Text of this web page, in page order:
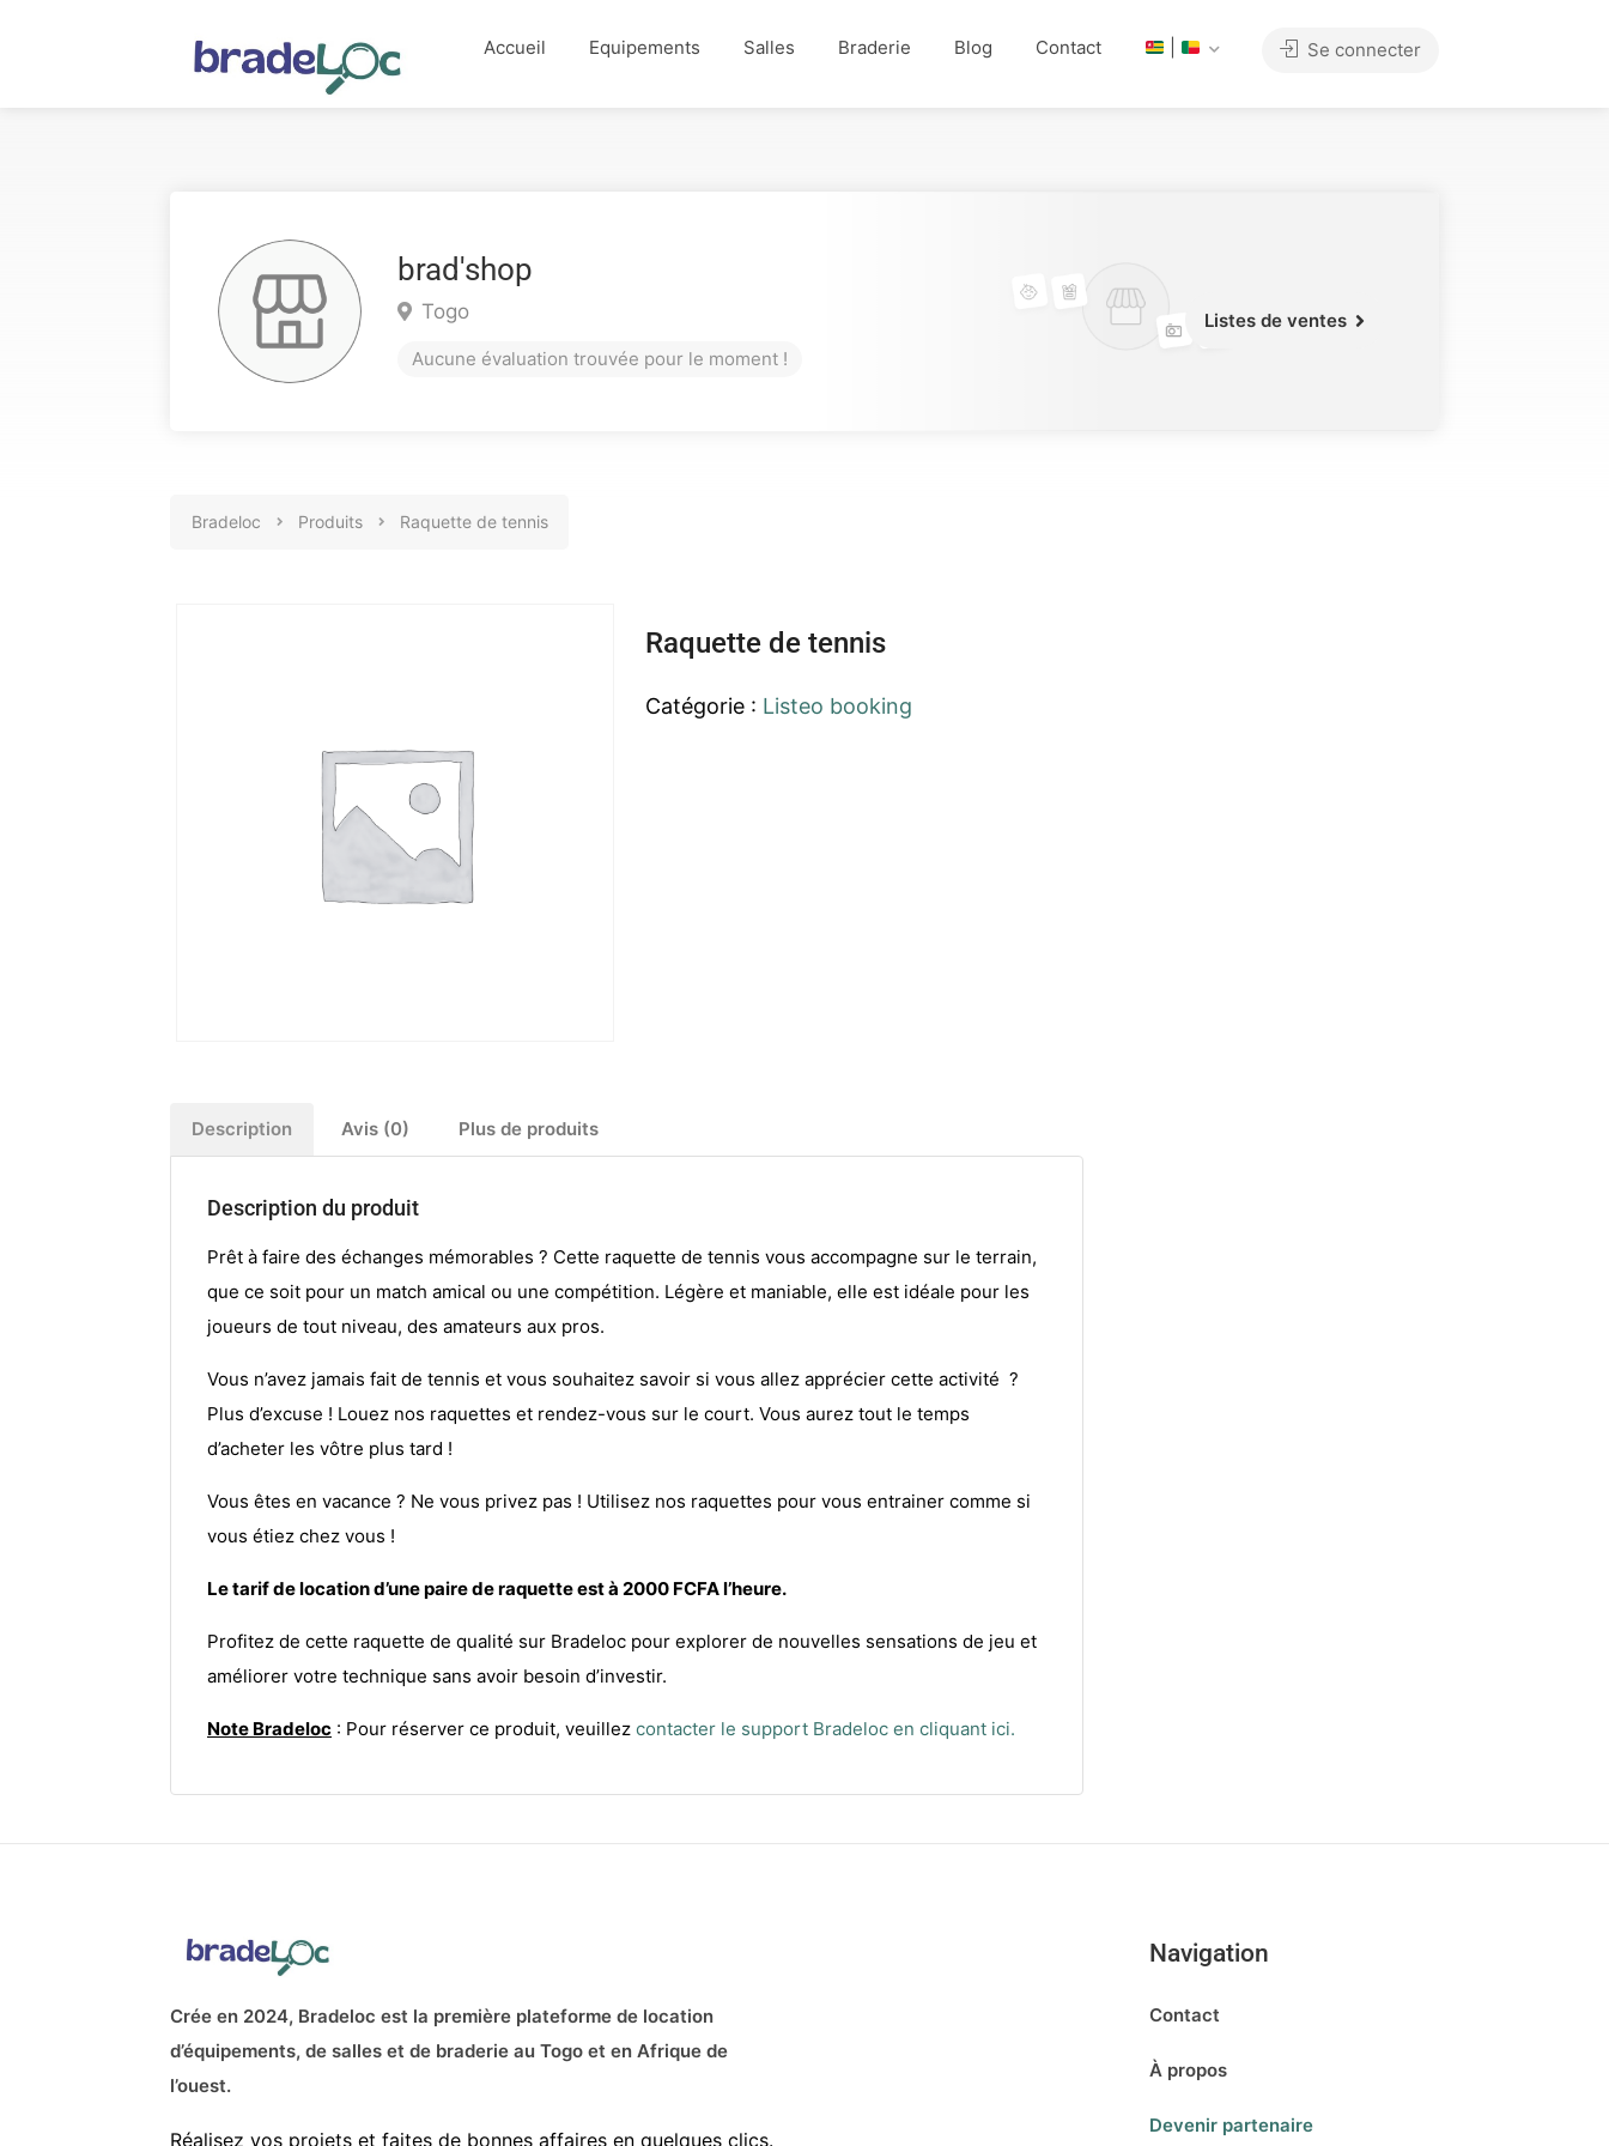
Accueil Equipements Salles Braderie Blog Contact Se connecter
brad'shop
Togo
Aucune évaluation trouvée pour le moment !
Listes de ventes
Bradeloc Produits Raquette de tennis
Raquette de tennis
Catégorie : Listeo booking
Description Avis (0) Plus de produits
Description du produit
Prêt à faire des échanges mémorables ? Cette raquette de tennis vous accompagne sur le terrain,
que ce soit pour un match amical ou une compétition. Légère et maniable, elle est idéale pour les
joueurs de tout niveau, des amateurs aux pros.
Vous n’avez jamais fait de tennis et vous souhaitez savoir si vous allez apprécier cette activité ?
Plus d’excuse ! Louez nos raquettes et rendez-vous sur le court. Vous aurez tout le temps
d’acheter les vôtre plus tard !
Vous êtes en vacance ? Ne vous privez pas ! Utilisez nos raquettes pour vous entrainer comme si
vous étiez chez vous !
Le tarif de location d’une paire de raquette est à 2000 FCFA l’heure.
Profitez de cette raquette de qualité sur Bradeloc pour explorer de nouvelles sensations de jeu et
améliorer votre technique sans avoir besoin d’investir.
Note Bradeloc : Pour réserver ce produit, veuillez contacter le support Bradeloc en cliquant ici.
Crée en 2024, Bradeloc est la première plateforme de location
d’équipements, de salles et de braderie au Togo et en Afrique de
l’ouest.
Réalisez vos projets et faites de bonnes affaires en quelques clics.
Navigation
Contact
À propos
Devenir partenaire